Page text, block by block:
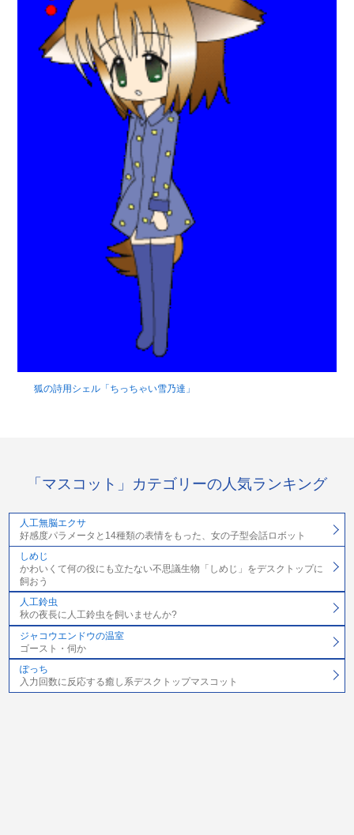
狐の詩用シェル「ちっちゃい雪乃達」
「マスコット」カテゴリーの人気ランキング
人工無脳エクサ
好感度パラメータと14種類の表情をもった、女の子型会話ロボット
しめじ
かわいくて何の役にも立たない不思議生物「しめじ」をデスクトップに
飼おう
人工鈴虫
秋の夜長に人工鈴虫を飼いませんか?
ジャコウエンドウの温室
ゴースト・伺か
ぽっち
入力回数に反応する癒し系デスクトップマスコット